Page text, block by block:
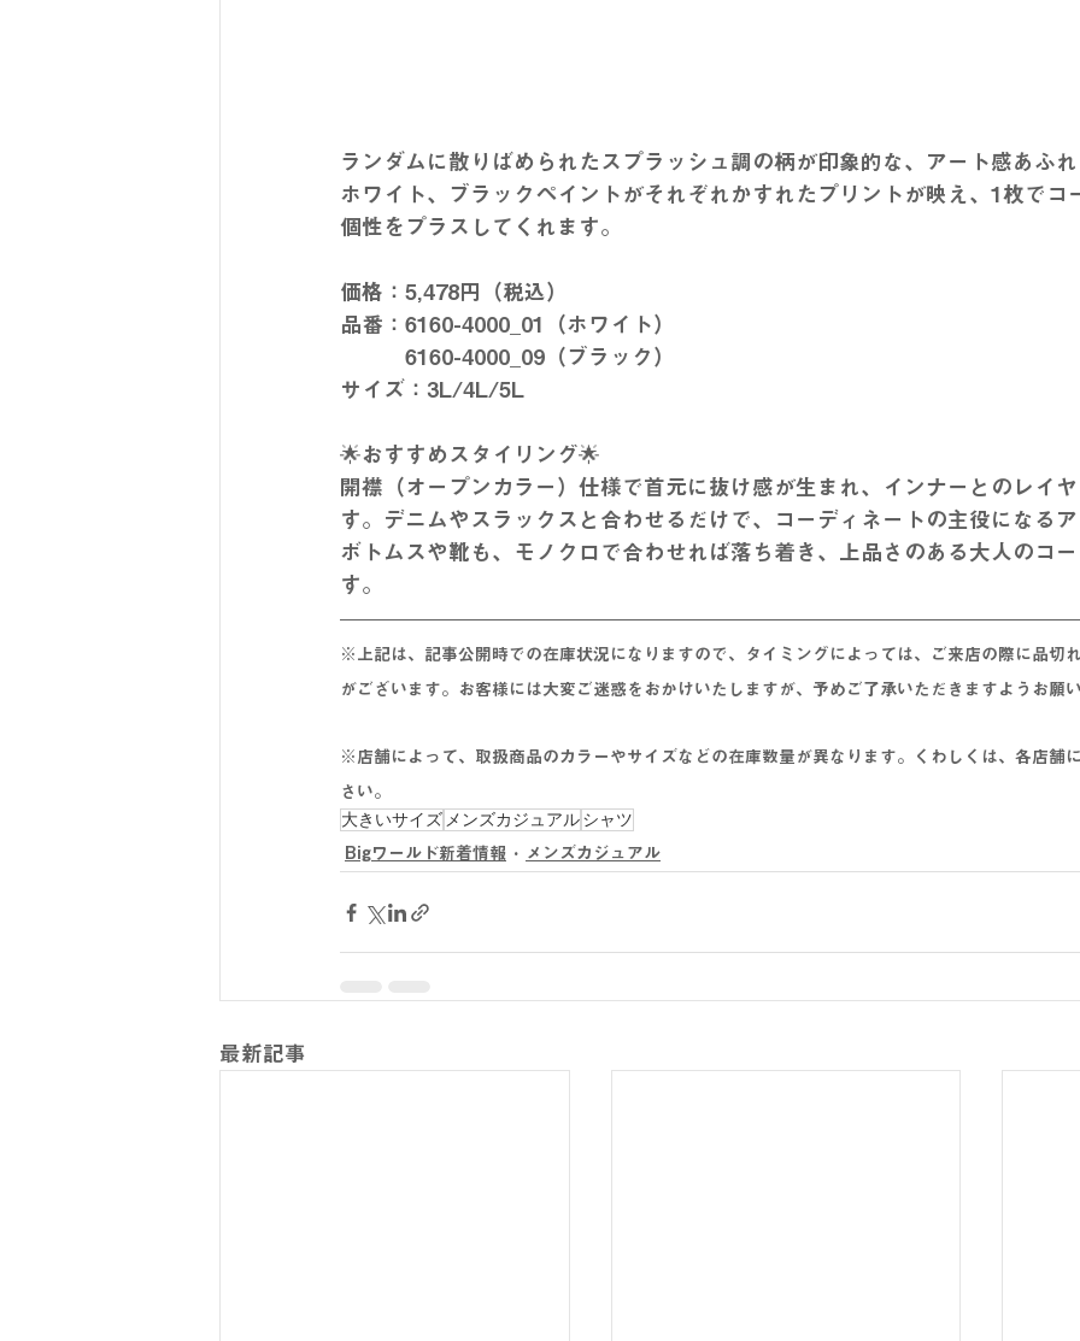
ランダムに散りばめられたスプラッシュ調の柄が印象的な、アート感あふ
ホワイト、ブラックペイントがそれぞれかすれたプリントが映え、1枚でコ
個性をプラスしてくれます。
価格：5,478円（税込）
品番：6160-4000_01（ホワイト）
6160-4000_09（ブラック）
サイズ：3L/4L/5L
🌟おすすめスタイリング🌟
開襟（オープンカラー）仕様で首元に抜け感が生まれ、インナーとのレイ
す。デニムやスラックスと合わせるだけで、コーディネートの主役になる
ボトムスや靴も、モノクロで合わせれば落ち着き、上品さのある大人のコ
す。
※上記は、記事公開時での在庫状況になりますので、タイミングによっては、ご来店の際に品切
がございます。お客様には大変ご迷惑をおかけいたしますが、予めご了承いただきますようお願
※店舗によって、取扱商品のカラーやサイズなどの在庫数量が異なります。くわしくは、各店舗
さい。
大きいサイズ メンズカジュアルシャツ
Bigワールド新着情報 メンズカジュアル
最新記事